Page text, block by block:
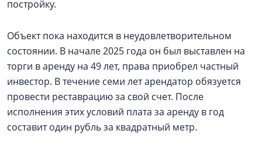
постройку.
Объект пока находится в неудовлетворительном
состоянии. В начале 2025 года он был выставлен на
торги в аренду на 49 лет, права приобрел частный
инвестор. В течение семи лет арендатор обязуется
провести реставрацию за свой счет. После
исполнения этих условий плата за аренду в год
составит один рубль за квадратный метр.